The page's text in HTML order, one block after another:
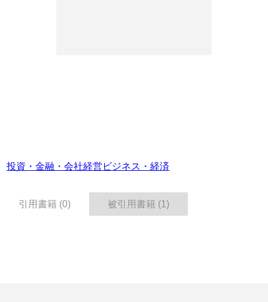
投資・金融・会社経営 ビジネス・経済
引用書籍 (0) 被引用書籍 (1)